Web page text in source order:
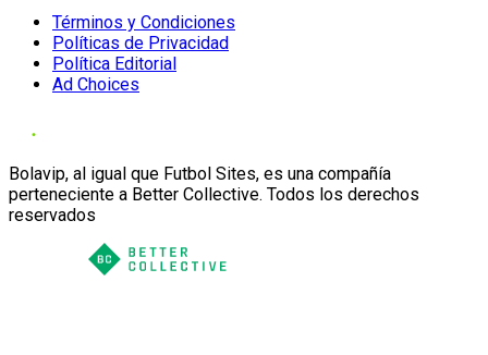
Términos y Condiciones
Políticas de Privacidad
Política Editorial
Ad Choices
Bolavip, al igual que Futbol Sites, es una compañía
perteneciente a Better Collective. Todos los derechos
reservados